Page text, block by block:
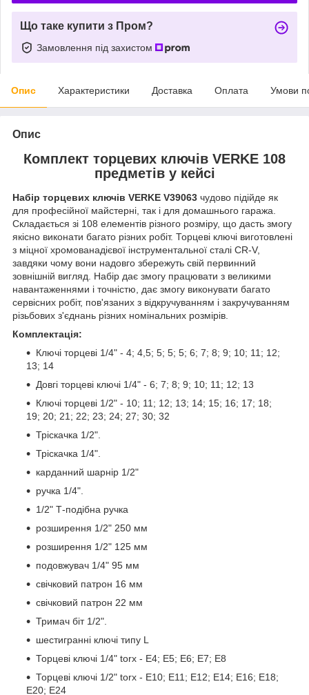
Що таке купити з Пром?
Замовлення під захистом
Опис Характеристики Доставка Оплата Умови
Опис
Комплект торцевих ключів VERKE 108
предметів у кейсі
Набір торцевих ключів VERKE V39063 чудово підійде як
для професійної майстерні, так і для домашнього гаража.
Складається зі 108 елементів різного розміру, що дасть змогу
якісно виконати багато різних робіт. Торцеві ключі виготовлені
з міцної хромованадієвої інструментальної сталі CR-V,
завдяки чому вони надовго збережуть свій первинний
зовнішній вигляд. Набір дає змогу працювати з великими
навантаженнями і точністю, дає змогу виконувати багато
сервісних робіт, пов'язаних з відкручуванням і закручуванням
різьбових з'єднань різних номінальних розмірів.
Комплектація:
Ключі торцеві 1/4" - 4; 4,5; 5; 5; 5; 6; 7; 8; 9; 10; 11; 12;
13; 14
Довгі торцеві ключі 1/4" - 6; 7; 8; 9; 10; 11; 12; 13
Ключі торцеві 1/2" - 10; 11; 12; 13; 14; 15; 16; 17; 18;
19; 20; 21; 22; 23; 24; 27; 30; 32
Тріскачка 1/2".
Тріскачка 1/4".
карданний шарнір 1/2"
ручка 1/4".
1/2" Т-подібна ручка
розширення 1/2" 250 мм
розширення 1/2" 125 мм
подовжувач 1/4" 95 мм
свічковий патрон 16 мм
свічковий патрон 22 мм
Тримач біт 1/2".
шестигранні ключі типу L
Торцеві ключі 1/4" torx - E4; E5; E6; E7; E8
Торцеві ключі 1/2" torx - E10; E11; E12; E14; E16; E18;
E20; E24